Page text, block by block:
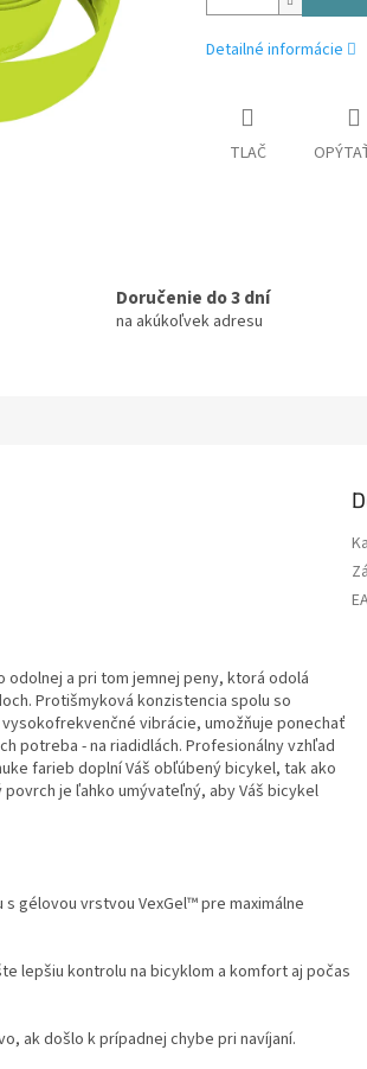
Detailné informácie
TLAČ
Doručenie do 3 dní
na akúkoľvek adresu
a pri tom jemnej peny, ktorá odolá
Protišmyková konzistencia spolu so
vibrácie, umožňuje ponechať
potreba - na riadidlách. Profesionálny vzhľad
farieb doplní Váš obľúbený bicykel, tak ako
je ľahko umývateľný, aby Váš bicykel
s gélovou vrstvou VexGel™ pre maximálne
lepšiu kontrolu na bicyklom a komfort aj počas
ak došlo k prípadnej chybe pri navíjaní.